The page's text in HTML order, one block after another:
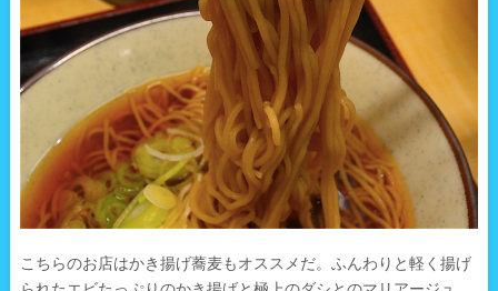
こちらのお店はかき揚げ蕎麦もオススメだ。ふんわりと軽く揚げ